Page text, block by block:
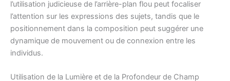
l’utilisation judicieuse de l’arrière-plan flou peut focaliser
l’attention sur les expressions des sujets, tandis que le
positionnement dans la composition peut suggérer une
dynamique de mouvement ou de connexion entre les
individus.
Utilisation de la Lumière et de la Profondeur de Champ